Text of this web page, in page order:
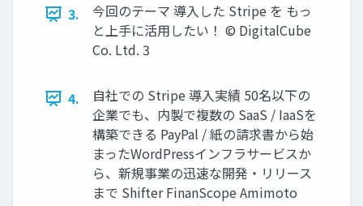
3.
今回のテーマ 導⼊した Stripe を もっ
と上⼿に活⽤したい！ © DigitalCube
Co. Ltd. 3
4.
⾃社での Stripe 導⼊実績 50名以下の
企業でも、内製で複数の SaaS / IaaSを
構築できる PayPal / 紙の請求書から始
まったWordPressインフラサービスか
ら、新規事業の迅速な開発‧リリース
まで Shifter FinanScope Amimoto